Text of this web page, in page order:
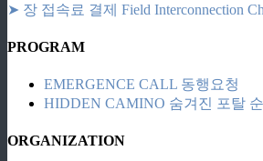
➤ 장 접속료 결제 Field Interconnection
PROGRAM
EMERGENCE CALL 동행요청
HIDDEN CAMINO 숨겨진 포탈 순
ORGANIZATION